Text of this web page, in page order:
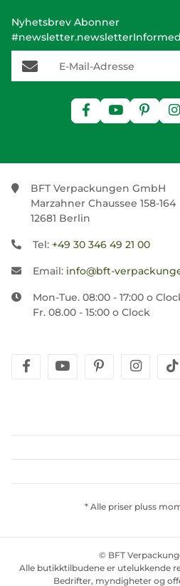
Nyhetsbrev Abonner
E-Mail-Adresse
BFT Verpackungen GmbH
Marzahner Chaussee 158-164
12681 Berlin
Tel: +49 30 346 49 21 00
Email: info@bft-
Mon-Tue. 08:00 - 17:00 o
Fr. 08.00 - 15:00 o Clock
facebookyoutubepinterest
* Alle priser pluss
© BFT
Alle butikktilbudene er utelukkende
Bedrifter, myndigheter og